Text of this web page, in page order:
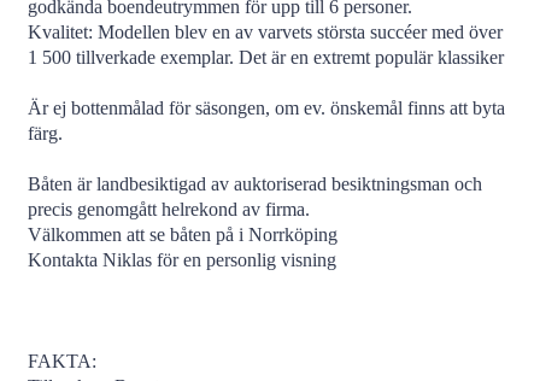
godkända boendeutrymmen för upp till 6 personer.
Kvalitet: Modellen blev en av varvets största succéer med över
1 500 tillverkade exemplar. Det är en extremt populär klassiker
Är ej bottenmålad för säsongen, om ev. önskemål finns att byta
färg.
Båten är landbesiktigad av auktoriserad besiktningsman och
precis genomgått helrekond av firma.
Välkommen att se båten på i Norrköping
Kontakta Niklas för en personlig visning
FAKTA: